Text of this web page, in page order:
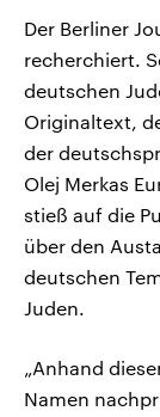
Der Berliner
recherchiert.
deutschen
Originaltext,
der
Olej Merkas
stieß auf die
über den
deutschen
Juden.
„Anhand
Namen